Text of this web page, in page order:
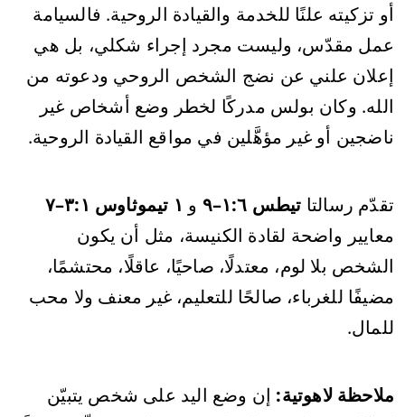
أو تزكيته علنًا للخدمة والقيادة الروحية. فالسيامة
عمل مقدّس، وليست مجرد إجراء شكلي، بل هي
إعلان علني عن نضج الشخص الروحي ودعوته من
الله. وكان بولس مدركًا لخطر وضع أشخاص غير
ناضجين أو غير مؤهَّلين في مواقع القيادة الروحية.
تقدّم رسالتا تيطس ١:٦–٩ و ١ تيموثاوس ٣:١–٧
معايير واضحة لقادة الكنيسة، مثل أن يكون
الشخص بلا لوم، معتدلًا، صاحيًا، عاقلًا، محتشمًا،
مضيفًا للغرباء، صالحًا للتعليم، غير معنف ولا محب
للمال.
ملاحظة لاهوتية: إن وضع اليد على شخص يتبيّن